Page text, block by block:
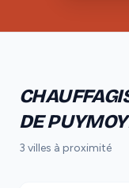
DE
3 villes à proximité